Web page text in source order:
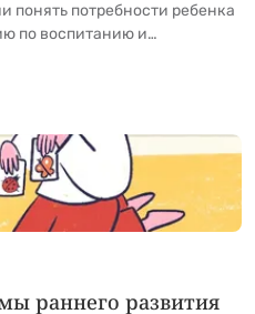
понять потребности ребенка
по воспитанию и
форматы услуг, детские
число квалифицированных
отношения с няней.
rebenka-k-nyane-
раннего развития